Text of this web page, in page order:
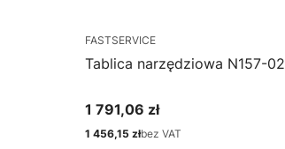
FASTSERVICE
Tablica narzędziowa N157-02
Cena
1 791,06 zł
Cena
1 456,15 złbez VAT